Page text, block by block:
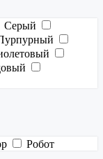
Серый
Робот